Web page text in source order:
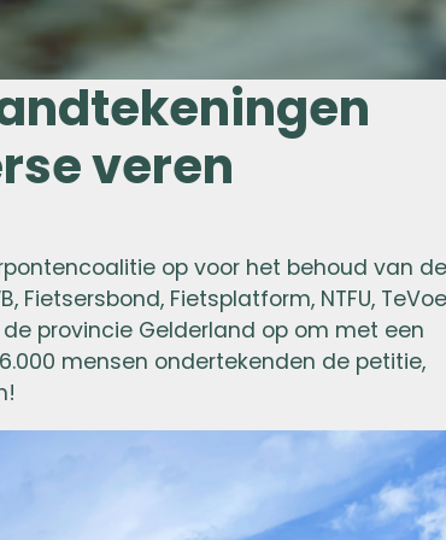
veren
op voor het behoud van
Fietsersbond, Fietsplatform, NTFU,
provincie Gelderland op om met een
mensen ondertekenden de petitie,